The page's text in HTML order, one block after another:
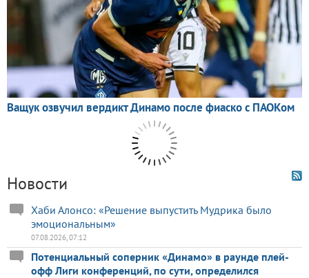
Новости
Хаби Алонсо: «Решение выпустить Мудрика было
эмоциональным»
07.08.2026, 07:12
Потенциальный соперник «Динамо» в раунде плей-
офф Лиги конференций, по сути, определился